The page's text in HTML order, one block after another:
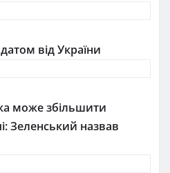
від України
може збільшити
Зеленський назвав